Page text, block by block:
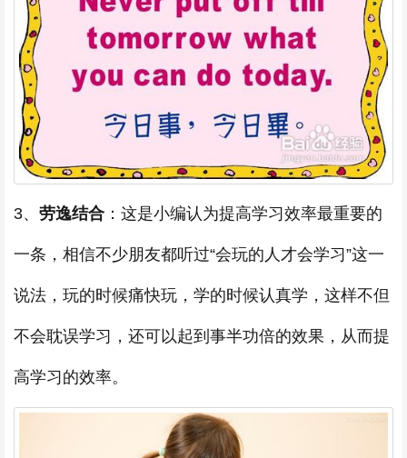
3、 劳逸结合 ：这是小编认为提高学习效率最重要的
一条，相信不少朋友都听过“会玩的人才会学习”这一
说法，玩的时候痛快玩，学的时候认真学，这样不但
不会耽误学习，还可以起到事半功倍的效果，从而提
高学习的效率。